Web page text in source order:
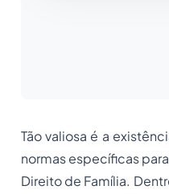
Tão valiosa é a
normas específicas
Direito de Família.